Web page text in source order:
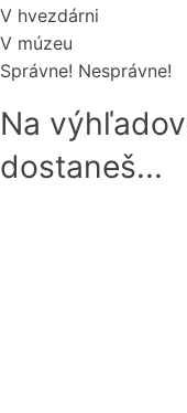
V hvezdárni
V múzeu
Správne! Nesprávne!
Na
dostaneš...